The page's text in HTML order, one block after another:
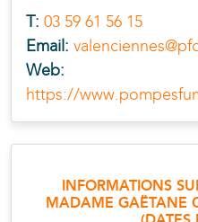
T: 03 59 61 56 15
Email:
Web:
https://
INFORMATIONS
MADAME GAËTANE